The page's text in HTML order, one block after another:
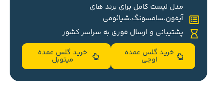
مدل لیست کامل برای برند های
آیفون،سامسونگ،شیائومی
پشتیبانی و ارسال فوری به سراسر کشور
خرید گلس عمده
اوجی
خرید گلس عمده
میتوبل